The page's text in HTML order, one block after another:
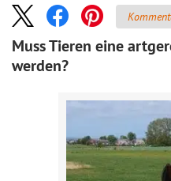
Muss Tieren eine
werden?